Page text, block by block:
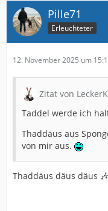
Pille71
Erleuchteter
12. November 2025 um
Zitat von
Taddel werde ich
Thaddäus aus
von mir aus.
Thaddäus däus däus